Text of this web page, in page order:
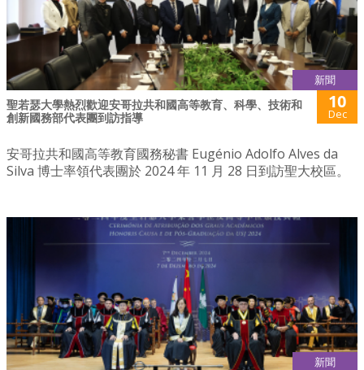
新聞
聖若瑟大學熱烈歡迎安哥拉共和國高等教育、科學、技術和
創新國務部代表團到訪指導
10
Dec
安哥拉共和國高等教育國務秘書 Eugénio Adolfo Alves da
Silva 博士率領代表團於 2024 年 11 月 28 日到訪聖大校區。
新聞